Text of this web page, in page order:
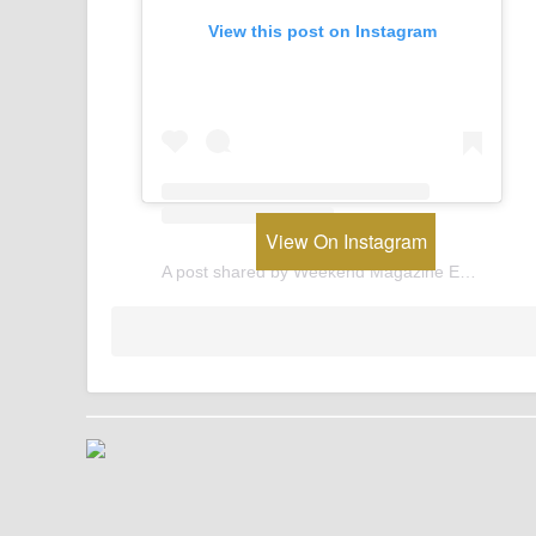
View this post on Instagram
View On Instagram